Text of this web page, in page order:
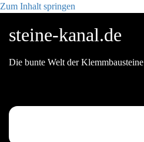
Zum Inhalt springen
steine-kanal.de
Die bunte Welt der Klemmbausteine